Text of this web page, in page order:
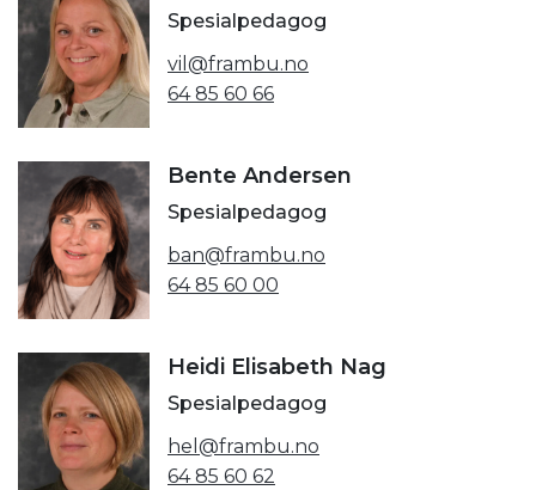
Spesialpedagog
vil@frambu.no
64 85 60 66
Bente Andersen
Spesialpedagog
ban@frambu.no
64 85 60 00
Heidi Elisabeth Nag
Spesialpedagog
hel@frambu.no
64 85 60 62